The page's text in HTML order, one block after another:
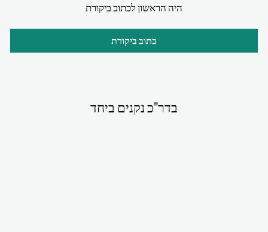
היה הראשון לכתוב ביקורת
כתוב ביקורת
בדר"כ נקנים ביחד